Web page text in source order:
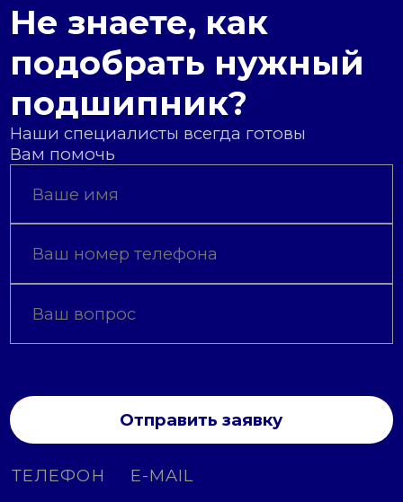
Не знаете, как
подобрать нужный
подшипник?
Наши специалисты всегда готовы
Вам помочь
Отправить заявку
ТЕЛЕФОН E-MAIL